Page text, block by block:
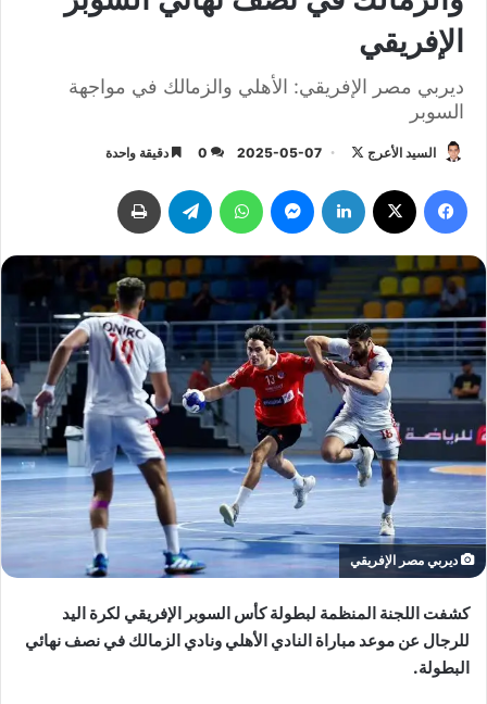
الإفريقي
ديربي مصر الإفريقي: الأهلي والزمالك في مواجهة
السوبر
السيد الأعرج
ب
ع
ع
X
2025-05-07
0 دقيقة واحدة
ديربي مصر الإفريقي
كشفت اللجنة المنظمة لبطولة كأس السوبر الإفريقي لكرة اليد
للرجال عن موعد مباراة النادي الأهلي ونادي الزمالك في نصف نهائي
البطولة.